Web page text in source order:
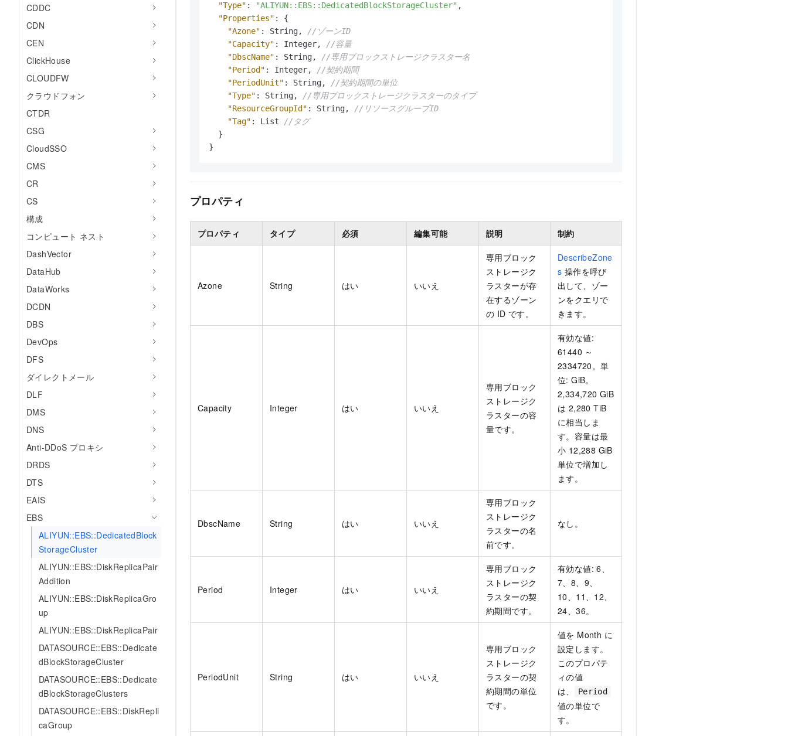
CDDC
CDN
CEN
ClickHouse
CLOUDFW
クラウドフォン
CTDR
CSG
CloudSSO
CMS
CR
CS
構成
コンピュート ネスト
DashVector
DataHub
DataWorks
DCDN
DBS
DevOps
DFS
ダイレクトメール
DLF
DMS
DNS
Anti-DDoS プロキシ
DRDS
DTS
EAIS
EBS
ALIYUN::EBS::DedicatedBlock
StorageCluster
ALIYUN::EBS::DiskReplicaPair
Addition
ALIYUN::EBS::DiskReplicaGro
up
ALIYUN::EBS::DiskReplicaPair
DATASOURCE::EBS::Dedicate
dBlockStorageCluster
DATASOURCE::EBS::Dedicate
dBlockStorageClusters
DATASOURCE::EBS::DiskRepli
caGroup
"Type" : "ALIYUN::EBS::DedicatedBlockStorageCluster" ,
"Properties" :
{
"Azone" : String,
//ゾーンID
"Capacity" : Integer,
//容量
"DbscName" : String,
//専用ブロックストレージクラスター名
"Period" : Integer,
//契約期間
"PeriodUnit" : String,
//契約期間の単位
"Type" : String,
//専用ブロックストレージクラスターのタイプ
"ResourceGroupId" : String,
//リソースグループID
"Tag" : List
//タグ
}
}
プロパティ
プロパティ タイプ 必須 編集可能 説明 制約
Azone String はい いいえ
専用ブロック
ストレージク
ラスターが存
在するゾーン
の ID です。
DescribeZone
s 操作を呼び
出して、ゾー
ンをクエリで
きます。
Capacity Integer はい いいえ
専用ブロック
ストレージク
ラスターの容
量です。
有効な値:
61440 ～
2334720。単
位: GiB。
2,334,720 GiB
は 2,280 TiB
に相当しま
す。容量は最
小 12,288 GiB
単位で増加し
ます。
DbscName String はい いいえ
専用ブロック
ストレージク
ラスターの名
前です。
なし。
Period Integer はい いいえ
専用ブロック
ストレージク
ラスターの契
約期間です。
有効な値: 6、
7、8、9、
10、11、12、
24、36。
PeriodUnit String はい いいえ
専用ブロック
ストレージク
ラスターの契
約期間の単位
です。
値を Month に
設定します。
このプロパテ
ィの値
は、
Period
値の単位で
す。